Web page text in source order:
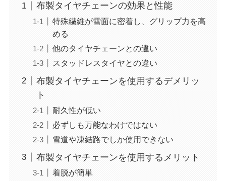
布製タイヤチェーンの効果と性能
特殊繊維が雪面に密着し、グリップ力を高
める
他のタイヤチェーンとの違い
スタッドレスタイヤとの違い
布製タイヤチェーンを使用するデメリッ
ト
耐久性が低い
必ずしも万能なわけではない
雪道や凍結路でしか使用できない
布製タイヤチェーンを使用するメリット
着脱が簡単